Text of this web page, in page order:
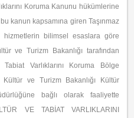
Koruma Kanunu hükümlerine
kanun kapsamına giren Taşınmaz
hizmetlerin bilimsel esaslara göre
ve Turizm Bakanlığı tarafından
Varlıklarını Koruma Bölge
ve Turizm Bakanlığı Kültür
bağlı olarak faaliyette
VE TABİAT VARLIKLARINI